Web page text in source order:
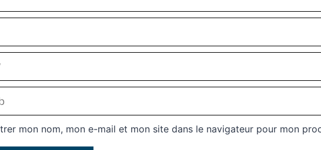
mon nom, mon e-mail et mon site dans le navigateur pour mon